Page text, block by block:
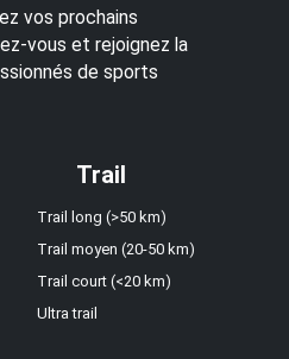
vos prochains
vous et rejoignez la
de sports
Trail
Trail long (>50 km)
Trail moyen (20-50 km)
Trail court (<20 km)
Ultra trail